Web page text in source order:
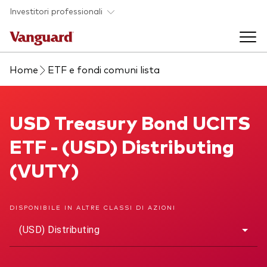
Skip to main content
Investitori professionali
Prodotti di investimento
Visualizza i nostri prodotti per categorie
Cerca i nostri prodotti
Eventi ed approfondimenti
Back to main menu
La società
Chi siamo
Home ETF e fondi comuni lista
USD Treasury Bond UCITS ETF
USD Treasury Bond UCITS
ETF - (USD) Distributing
(VUTY)
DISPONIBILE IN ALTRE CLASSI DI AZIONI
(USD) Distributing